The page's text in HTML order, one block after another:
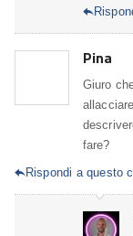

Pina
Giuro
fare?
Rispondi a questo